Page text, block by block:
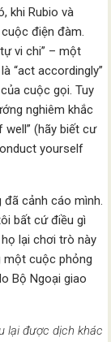
khi Rubio và
điện đàm.
vi chi” – một
“act accordingly”
cuộc gọi. Tuy
nghiêm khắc
well” (hãy biết cư
yourself
đã cảnh cáo mình.
bất cứ điều gì
lại chơi trò này
một cuộc phỏng
Bộ Ngoại giao
lại được dịch khác